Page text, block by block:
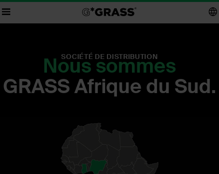
SOCIÉTÉ DE DISTRIBUTION
Nous sommes
GRASS Afrique du Sud.